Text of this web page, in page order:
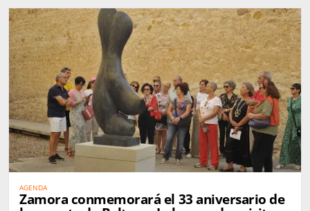
AGENDA
Zamora conmemorará el 33 aniversario de